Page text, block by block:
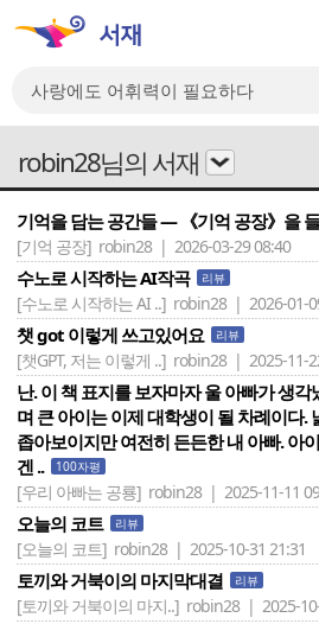
robin28님의 서재
기억을 담는 공간들 — 《기억 공장》을
[기억 공장] robin28 | 2026-03-29 08:40
수노로 시작하는 AI작곡 리뷰
[수노로 시작하는 AI ..] robin28 | 2026-01-
챗 got 이렇게 쓰고있어요 리뷰
[챗GPT, 저는 이렇게 ..] robin28 | 2025-11-
난. 이 책 표지를 보자마자 울 아빠가 생
며 큰 아이는 이제 대학생이 될 차례이다.
좁아보이지만 여전히 든든한 내 아빠. 아
겐 ..
100자평
[우리 아빠는 공룡] robin28 | 2025-11-11
오늘의 코트 리뷰
[오늘의 코트] robin28 | 2025-10-31 21:31
토끼와 거북이의 마지막대결 리뷰
[토끼와 거북이의 마지..] robin28 | 2025-